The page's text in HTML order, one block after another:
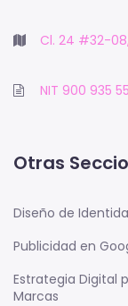
Cl. 24 #32-
NIT 900 935
Otras
Diseño de
Publicidad en
Estrategia Digital
Marcas